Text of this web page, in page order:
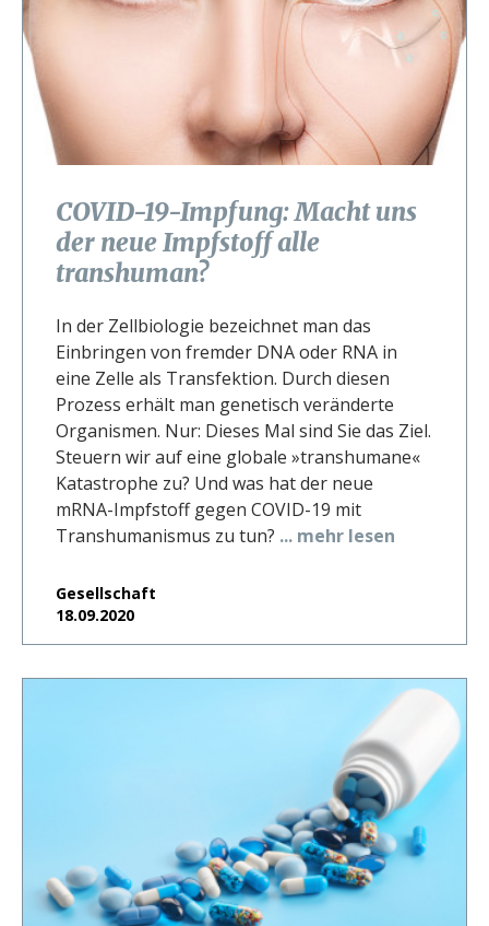
COVID-19-Impfung: Macht uns
der neue Impfstoff alle
transhuman?
In der Zellbiologie bezeichnet man das
Einbringen von fremder DNA oder RNA in
eine Zelle als Transfektion. Durch diesen
Prozess erhält man genetisch veränderte
Organismen. Nur: Dieses Mal sind Sie das Ziel.
Steuern wir auf eine globale »transhumane«
Katastrophe zu? Und was hat der neue
mRNA-Impfstoff gegen COVID-19 mit
Transhumanismus zu tun? ... mehr lesen
Gesellschaft
18.09.2020